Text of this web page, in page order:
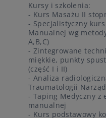
Kursy i szkolenia:
- Kurs Masażu II
- Specjalistyczny
Manualnej wg
A,B,C)
- Zintegrowane
miękkie, punkty
(część I i II)
- Analiza
Traumatologii
- Taping Medyczny
manualnej
- Kurs podstawowy